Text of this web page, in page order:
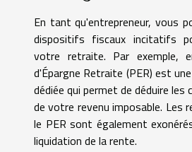
En tant qu'entrepreneur, vous
dispositifs fiscaux incitatifs
votre retraite. Par exemple,
d'Épargne Retraite (PER) est
dédiée qui permet de déduire
de votre revenu imposable. Les
le PER sont également
liquidation de la rente.